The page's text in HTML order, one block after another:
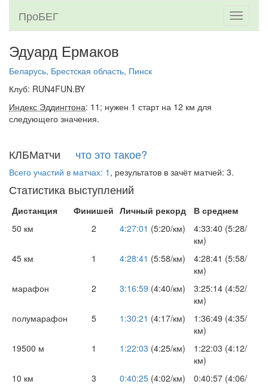
Toggle
ПроБЕГ
Эдуард Ермаков
Беларусь, Брестская область, Пинск
Клуб: RUN4FUN.BY
Индекс Эддингтона: 11; нужен 1 старт на 12 км для
следующего значения.
КЛБМатчи что это такое?
Всего участий в матчах: 1 , результатов в зачёт матчей: 3.
Статистика выступлений
Дистанция Финишей Личный рекорд
В среднем
50 км
2 4:27:01 (5:20/км)
4:33:40 (5:28/
км)
45 км
1 4:28:41 (5:58/км)
4:28:41 (5:58/
км)
марафон
2 3:16:59 (4:40/км)
3:25:14 (4:52/
км)
полумарафон
5 1:30:21 (4:17/км)
1:36:49 (4:35/
км)
19500 м
1 1:22:03 (4:25/км)
1:22:03 (4:12/
км)
10 км
3 0:40:25 (4:02/км)
0:40:57 (4:06/